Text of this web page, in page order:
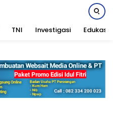
TNI Investigasi Edukasi